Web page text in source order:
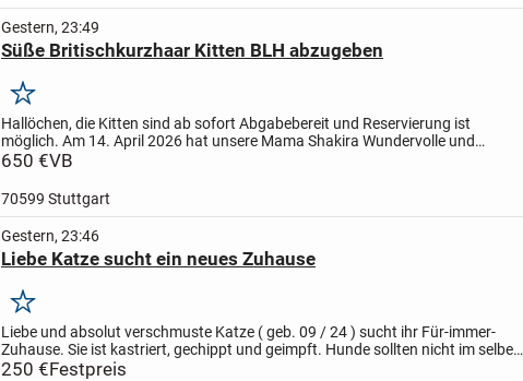
Gestern, 23:49
Süße Britischkurzhaar Kitten BLH abzugeben
Merken
Hallöchen, die Kitten sind ab sofort Abgabebereit und Reservierung ist
möglich. Am 14. April 2026 hat unsere Mama Shakira Wundervolle und
gesunde Kitten zur Welt gebracht.
650 €VB
70599 Stuttgart
Gestern, 23:46
Liebe Katze sucht ein neues Zuhause
Merken
Liebe und absolut verschmuste Katze ( geb. 09 / 24 ) sucht ihr Für-immer-
Zuhause. Sie ist kastriert, gechippt und geimpft. Hunde sollten nicht im selben
Haushalt leben.
250 €Festpreis